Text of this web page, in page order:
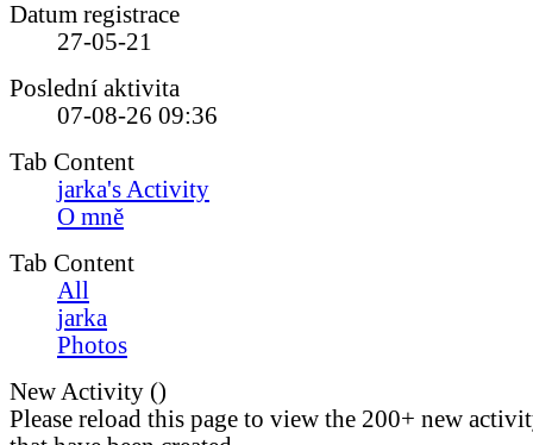
Datum registrace
27-05-21
Poslední aktivita
07-08-26 09:36
Tab Content
jarka's Activity
O mně
Tab Content
All
jarka
Photos
New Activity ()
Please reload this page to view the 200+ new